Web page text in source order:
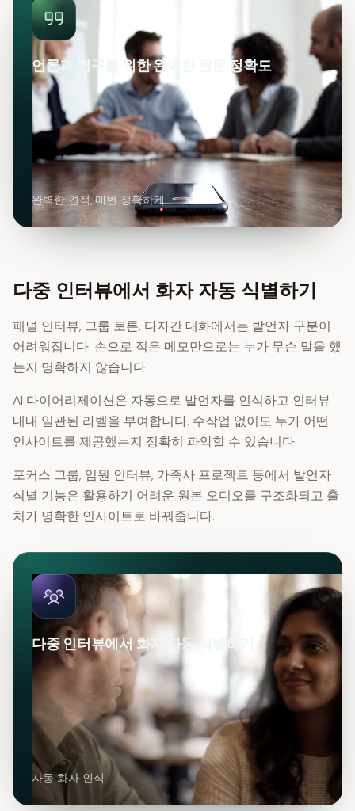
언론과 연구를 위한 완벽한 원문 정확도
완벽한 견적, 매번 정확하게
다중 인터뷰에서 화자 자동 식별하기
패널 인터뷰, 그룹 토론, 다자간 대화에서는 발언자 구분이
어려워집니다. 손으로 적은 메모만으로는 누가 무슨 말을 했
는지 명확하지 않습니다.
AI 다이어리제이션은 자동으로 발언자를 인식하고 인터뷰
내내 일관된 라벨을 부여합니다. 수작업 없이도 누가 어떤
인사이트를 제공했는지 정확히 파악할 수 있습니다.
포커스 그룹, 임원 인터뷰, 가족사 프로젝트 등에서 발언자
식별 기능은 활용하기 어려운 원본 오디오를 구조화되고 출
처가 명확한 인사이트로 바꿔줍니다.
다중 인터뷰에서 화자 자동 식별하기
자동 화자 인식